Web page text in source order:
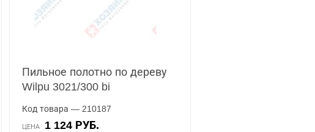
Пильное полотно по дереву
Wilpu 3021/300 bi
Код товара — 210187
ЦЕНА 1 124 РУБ.